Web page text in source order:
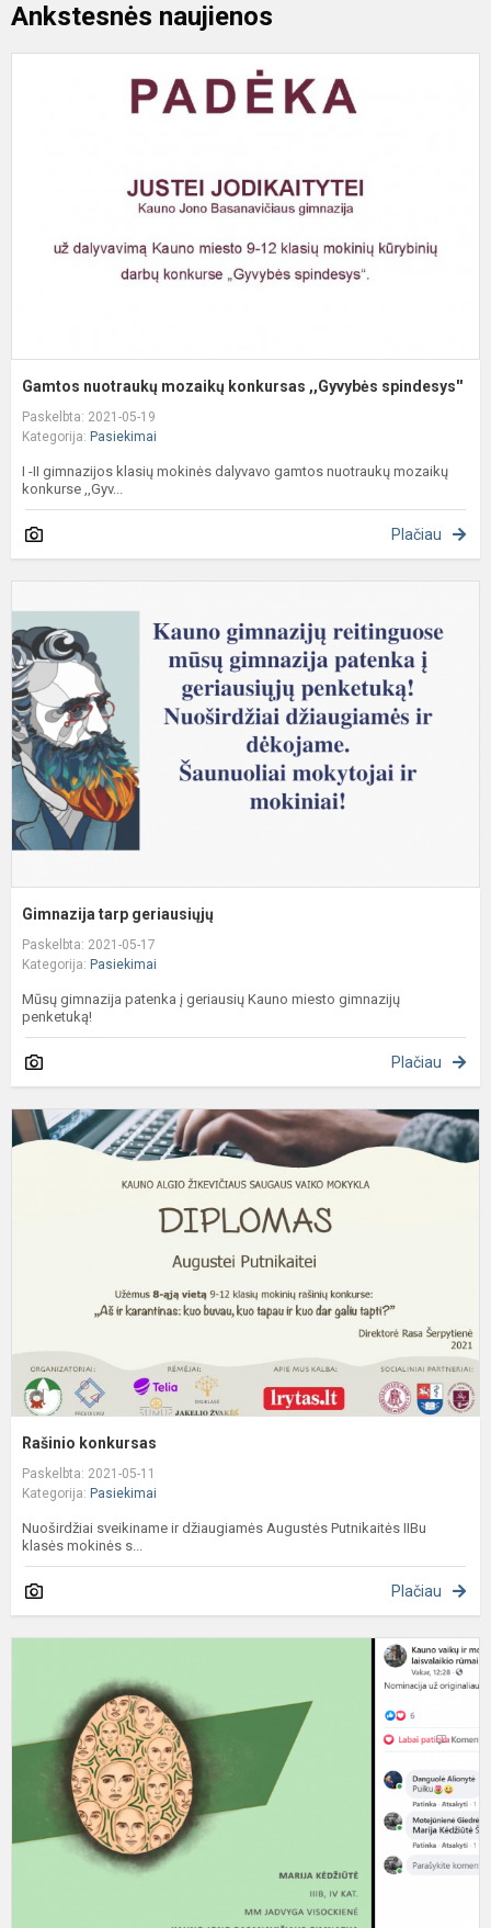
Ankstesnės naujienos
Gamtos nuotraukų mozaikų konkursas ,,Gyvybės spindesys''
Paskelbta: 2021-05-19
Kategorija: Pasiekimai
I -II gimnazijos klasių mokinės dalyvavo gamtos nuotraukų mozaikų
konkurse ,,Gyv...
Plačiau
Gimnazija tarp geriausiųjų
Paskelbta: 2021-05-17
Kategorija: Pasiekimai
Mūsų gimnazija patenka į geriausių Kauno miesto gimnazijų
penketuką!
Plačiau
Rašinio konkursas
Paskelbta: 2021-05-11
Kategorija: Pasiekimai
Nuoširdžiai sveikiname ir džiaugiamės Augustės Putnikaitės IIBu
klasės mokinės s...
Plačiau